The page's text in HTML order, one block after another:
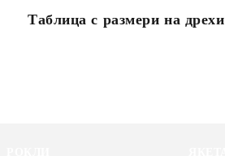
Таблица с размери на дрехи